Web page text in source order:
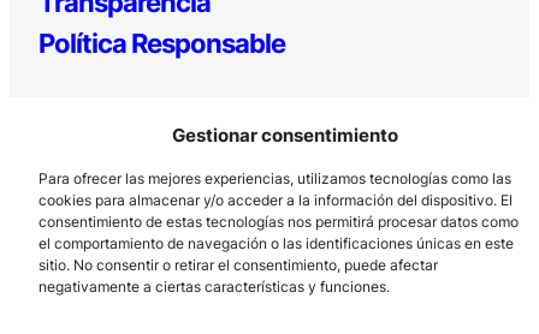
Gestionar consentimiento
Para ofrecer las mejores experiencias, utilizamos tecnologías como las
cookies para almacenar y/o acceder a la información del dispositivo. El
consentimiento de estas tecnologías nos permitirá procesar datos como
el comportamiento de navegación o las identificaciones únicas en este
sitio. No consentir o retirar el consentimiento, puede afectar
negativamente a ciertas características y funciones.
Política Responsable
Los Prados, 121 – 33203 Gijón
985 185 577 – info@laboralcentrodearte.org